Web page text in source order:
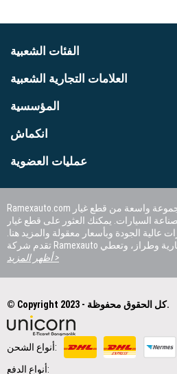
الفئات الشعبية
العلامات التجارية الشعبية
المؤسسية
انكماش
عمليات العضوية
Ramexauto.com هو متجر على الإنترنت يتميز بمجموعة واسعة من قطع غيار
السيارات. يمكنك العثور على قطع غيار
الجودة وبأسعار معقولة والمزيد هنا.
تقدم شركة Ramexauto حلولاً خاصة لكل علامة تجارية وطراز، وتعطي
أظهر المزيد >
© Copyright 2023 - كل الحقوق محفوظة.
أنواع الشحن:
أنواع الدفع: